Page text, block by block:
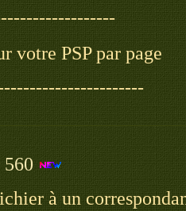
votre PSP par page
à un